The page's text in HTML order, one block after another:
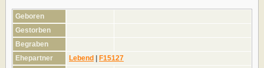
Geboren
Gestorben
Begraben
Ehepartner
Lebend | F15127